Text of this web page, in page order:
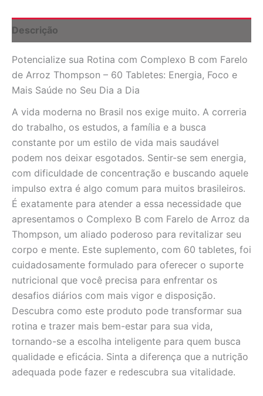
e
Bem-
60
Tabletes
quantidade
Descrição
Potencialize sua Rotina com Complexo B com Farelo
de Arroz Thompson – 60 Tabletes: Energia, Foco e
Mais Saúde no Seu Dia a Dia
A vida moderna no Brasil nos exige muito. A correria
do trabalho, os estudos, a família e a busca
constante por um estilo de vida mais saudável
podem nos deixar esgotados. Sentir-se sem energia,
com dificuldade de concentração e buscando aquele
impulso extra é algo comum para muitos brasileiros.
É exatamente para atender a essa necessidade que
apresentamos o Complexo B com Farelo de Arroz da
Thompson, um aliado poderoso para revitalizar seu
corpo e mente. Este suplemento, com 60 tabletes, foi
cuidadosamente formulado para oferecer o suporte
nutricional que você precisa para enfrentar os
desafios diários com mais vigor e disposição.
Descubra como este produto pode transformar sua
rotina e trazer mais bem-estar para sua vida,
tornando-se a escolha inteligente para quem busca
qualidade e eficácia. Sinta a diferença que a nutrição
adequada pode fazer e redescubra sua vitalidade.